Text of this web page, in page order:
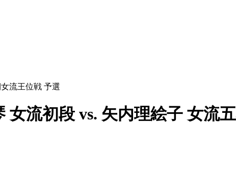
流王位戦 予選
女流初段 vs. 矢内理絵子 女流